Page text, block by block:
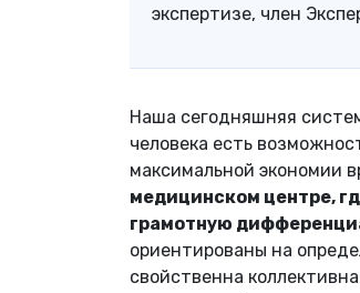
экспертизе, член
Наша сегодняшняя
человека есть
максимальной экономии
медицинском центре,
грамотную
ориентированы на
свойственна